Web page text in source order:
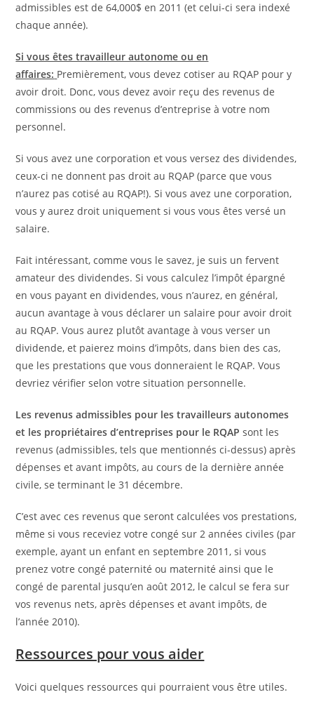
admissibles est de 64,000$ en 2011 (et celui-ci sera indexé
chaque année).
Si vous êtes travailleur autonome ou en
affaires: Premièrement, vous devez cotiser au RQAP pour y
avoir droit. Donc, vous devez avoir reçu des revenus de
commissions ou des revenus d’entreprise à votre nom
personnel.
Si vous avez une corporation et vous versez des dividendes,
ceux-ci ne donnent pas droit au RQAP (parce que vous
n’aurez pas cotisé au RQAP!). Si vous avez une corporation,
vous y aurez droit uniquement si vous vous êtes versé un
salaire.
Fait intéressant, comme vous le savez, je suis un fervent
amateur des dividendes. Si vous calculez l’impôt épargné
en vous payant en dividendes, vous n’aurez, en général,
aucun avantage à vous déclarer un salaire pour avoir droit
au RQAP. Vous aurez plutôt avantage à vous verser un
dividende, et paierez moins d’impôts, dans bien des cas,
que les prestations que vous donneraient le RQAP. Vous
devriez vérifier selon votre situation personnelle.
Les revenus admissibles pour les travailleurs autonomes
et les propriétaires d’entreprises pour le RQAP sont les
revenus (admissibles, tels que mentionnés ci-dessus) après
dépenses et avant impôts, au cours de la dernière année
civile, se terminant le 31 décembre.
C’est avec ces revenus que seront calculées vos prestations,
même si vous receviez votre congé sur 2 années civiles (par
exemple, ayant un enfant en septembre 2011, si vous
prenez votre congé paternité ou maternité ainsi que le
congé de parental jusqu’en août 2012, le calcul se fera sur
vos revenus nets, après dépenses et avant impôts, de
l’année 2010).
​Ressources pour vous aider
Voici quelques ressources qui pourraient vous être utiles.